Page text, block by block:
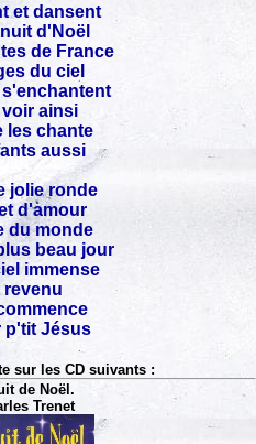
et dansent
d'Noël
de France
du ciel
s'enchantent
voir ainsi
les chante
aussi
jolie ronde
d'amour
du monde
beau jour
immense
revenu
p'tit Jésus
sur les CD suivants :
de Noël.
Trenet